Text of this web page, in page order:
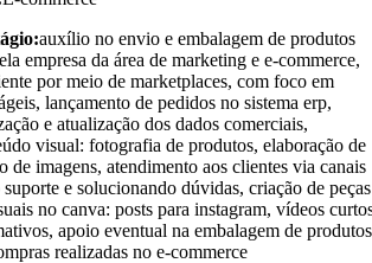
auxílio no envio e embalagem de produtos
empresa da área de marketing e e-commerce,
por meio de marketplaces, com foco em
lançamento de pedidos no sistema erp,
e atualização dos dados comerciais,
visual: fotografia de produtos, elaboração de
de imagens, atendimento aos clientes via canais
e solucionando dúvidas, criação de peças
no canva: posts para instagram, vídeos
apoio eventual na embalagem de produtos
realizadas no e-commerce